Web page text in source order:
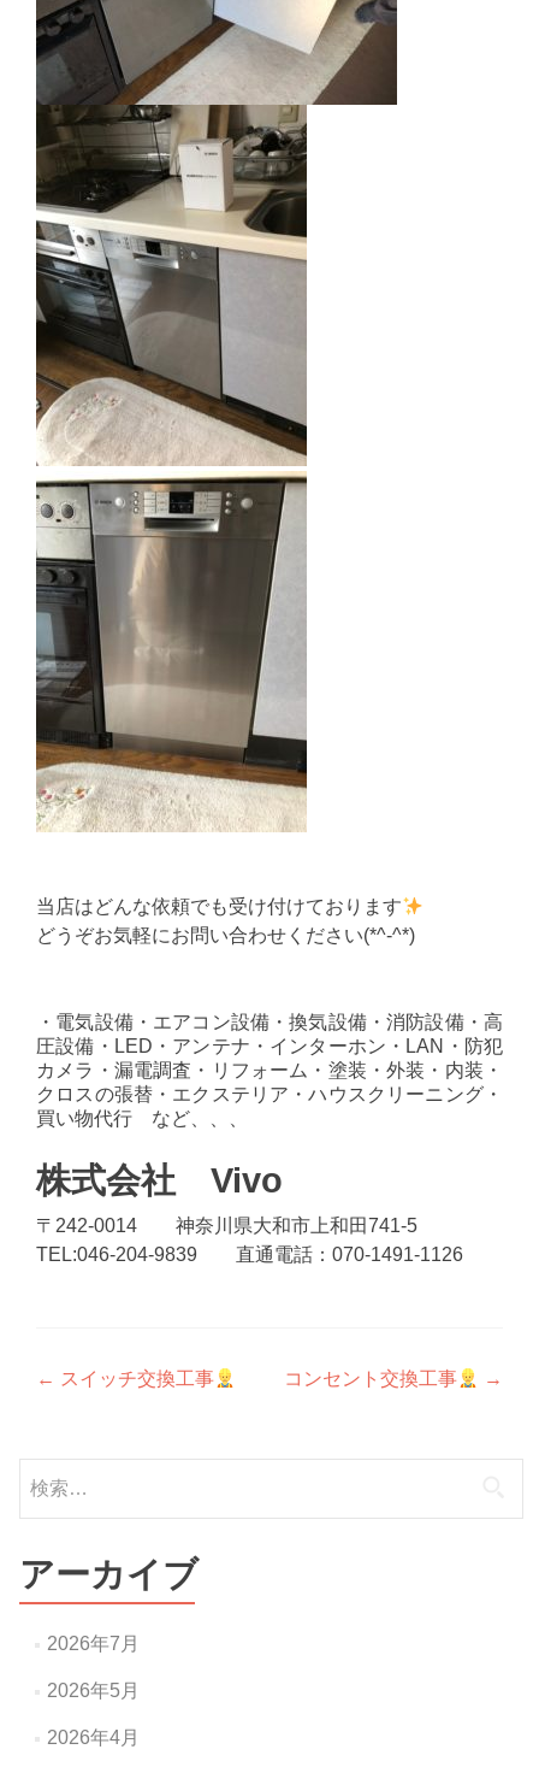
当店はどんな依頼でも受け付けております
どうぞお気軽にお問い合わせください(*^-^*)
・電気設備・エアコン設備・換気設備・消防設備・高
圧設備・LED・アンテナ・インターホン・LAN・防犯
カメラ・漏電調査・リフォーム・塗装・外装・内装・
クロスの張替・エクステリア・ハウスクリーニング・
買い物代行 など、、、
株式会社 Vivo
〒242-0014 神奈川県大和市上和田741-5
TEL:046-204-9839 直通電話：070-1491-1126
投
ナ
ビ
ゲ
ー
シ
ョ
ン
← スイッチ交換工事 コンセント交換工事 →
索:
アーカイブ
2026年7月
2026年5月
2026年4月